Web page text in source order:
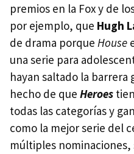
premios en la Fox y de
por ejemplo, que Hugh
de drama porque House
una serie para
hayan saltado la barrera
hecho de que Heroes
todas las categorías y
como la mejor serie del
múltiples nominaciones,